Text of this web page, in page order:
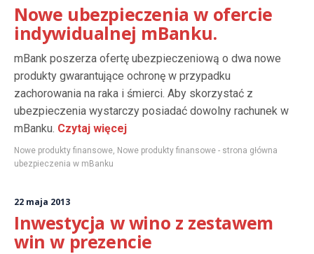
Nowe ubezpieczenia w ofercie
indywidualnej mBanku.
mBank poszerza ofertę ubezpieczeniową o dwa nowe
produkty gwarantujące ochronę w przypadku
zachorowania na raka i śmierci. Aby skorzystać z
ubezpieczenia wystarczy posiadać dowolny rachunek w
mBanku. Czytaj więcej
Nowe produkty finansowe, Nowe produkty finansowe - strona główna
ubezpieczenia w mBanku
22 maja 2013
Inwestycja w wino z zestawem
win w prezencie